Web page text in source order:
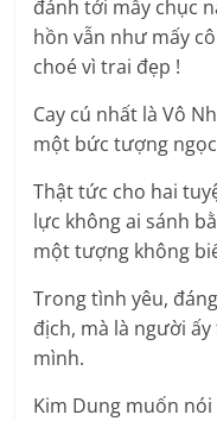
đánh tới mấy chục
hồn vẫn như mấy
choé vì trai đẹp !
Cay cú nhất là Vô
một bức tượng
Thật tức cho hai
lực không ai sánh
một tượng không
Trong tình yêu,
địch, mà là người
mình.
Kim Dung muốn